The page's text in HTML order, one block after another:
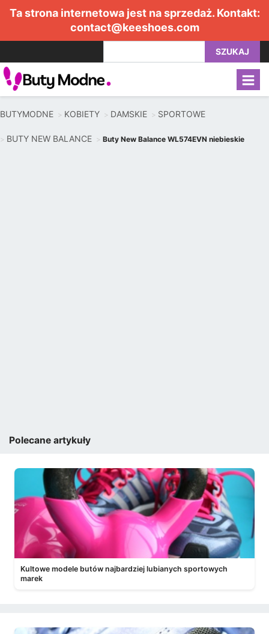
Ta strona internetowa jest na sprzedaż. Kontakt:
contact@keeshoes.com
SZUKAJ
BUTYMODNE KOBIETY DAMSKIE SPORTOWE
BUTY NEW BALANCE Buty New Balance WL574EVN niebieskie
Polecane artykuły
Kultowe modele butów najbardziej lubianych sportowych
marek